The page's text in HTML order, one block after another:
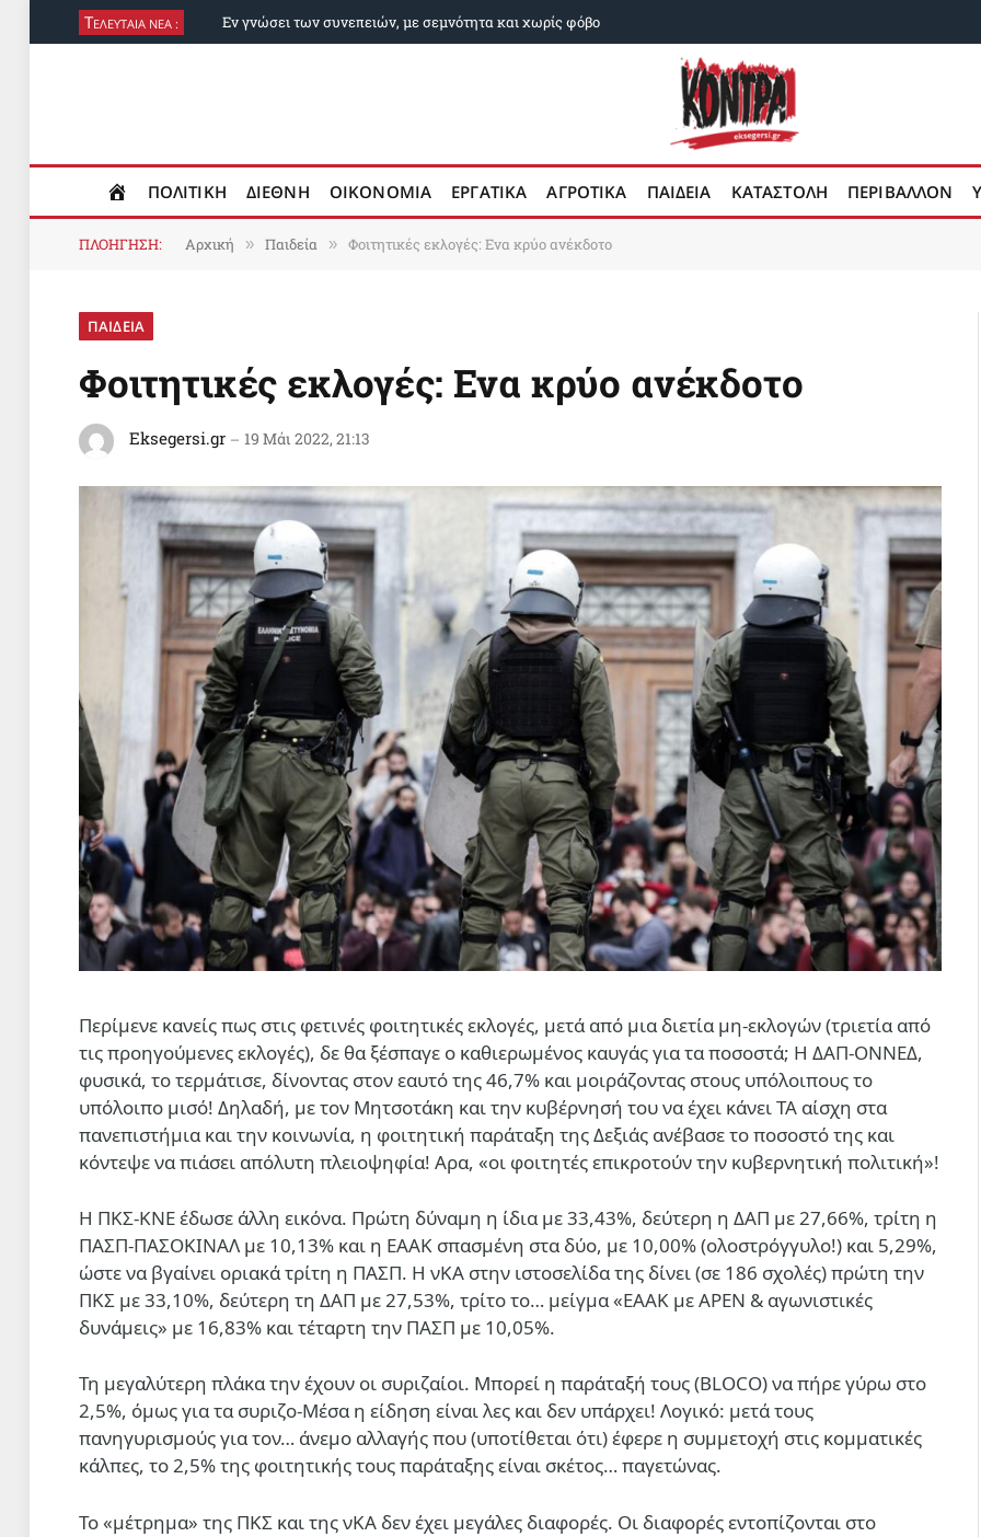
ΤΕΛΕΥΤΑΙΑ ΝΕΑ : Εν γνώσει των συνεπειών, με σεμνότητα και χωρίς φόβο
ΠΟΛΙΤΙΚΗ ΔΙΕΘΝΗ ΟΙΚΟΝΟΜΙΑ ΕΡΓΑΤΙΚΑ ΑΓΡΟΤΙΚΑ ΠΑΙΔΕΙΑ ΚΑΤΑΣΤΟΛΗ ΠΕΡΙΒΑΛΛΟΝ
ΠΛΟΗΓΗΣΗ: Αρχική » Παιδεία » Φοιτητικές εκλογές: Ενα κρύο ανέκδοτο
ΠΑΙΔΕΙΑ
Φοιτητικές εκλογές: Ενα κρύο ανέκδοτο
Eksegersi.gr 19 Μάι 2022, 21:13
Περίμενε κανείς πως στις φετινές φοιτητικές εκλογές, μετά από μια διετία μη-εκλογών (τριετία από
τις προηγούμενες εκλογές), δε θα ξέσπαγε ο καθιερωμένος καυγάς για τα ποσοστά; Η ΔΑΠ-ΟΝΝΕΔ,
φυσικά, το τερμάτισε, δίνοντας στον εαυτό της 46,7% και μοιράζοντας στους υπόλοιπους το
υπόλοιπο μισό! Δηλαδή, με τον Μητσοτάκη και την κυβέρνησή του να έχει κάνει ΤΑ αίσχη στα
πανεπιστήμια και την κοινωνία, η φοιτητική παράταξη της Δεξιάς ανέβασε το ποσοστό της και
κόντεψε να πιάσει απόλυτη πλειοψηφία! Αρα, «οι φοιτητές επικροτούν την κυβερνητική πολιτική»!
Η ΠΚΣ-ΚΝΕ έδωσε άλλη εικόνα. Πρώτη δύναμη η ίδια με 33,43%, δεύτερη η ΔΑΠ με 27,66%, τρίτη η
ΠΑΣΠ-ΠΑΣΟΚΙΝΑΛ με 10,13% και η ΕΑΑΚ σπασμένη στα δύο, με 10,00% (ολοστρόγγυλο!) και 5,29%,
ώστε να βγαίνει οριακά τρίτη η ΠΑΣΠ. Η νΚΑ στην ιστοσελίδα της δίνει (σε 186 σχολές) πρώτη την
ΠΚΣ με 33,10%, δεύτερη τη ΔΑΠ με 27,53%, τρίτο το… μείγμα «ΕΑΑΚ με ΑΡΕΝ & αγωνιστικές
δυνάμεις» με 16,83% και τέταρτη την ΠΑΣΠ με 10,05%.
Τη μεγαλύτερη πλάκα την έχουν οι συριζαίοι. Μπορεί η παράταξή τους (BLOCO) να πήρε γύρω στο
2,5%, όμως για τα συριζο-Μέσα η είδηση είναι λες και δεν υπάρχει! Λογικό: μετά τους
πανηγυρισμούς για τον… άνεμο αλλαγής που (υποτίθεται ότι) έφερε η συμμετοχή στις κομματικές
κάλπες, το 2,5% της φοιτητικής τους παράταξης είναι σκέτος… παγετώνας.
Το «μέτρημα» της ΠΚΣ και της νΚΑ δεν έχει μεγάλες διαφορές. Οι διαφορές εντοπίζονται στο